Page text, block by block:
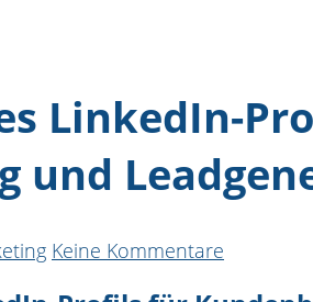
LinkedIn-
und
Keine Kommentare